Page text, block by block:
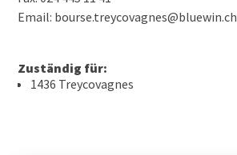
Email: bourse.treycovagnes@bluewin.ch
Zuständig für:
1436 Treycovagnes